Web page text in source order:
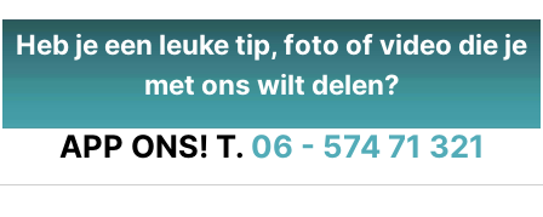
Heb je een leuke tip, foto of video die je
met ons wilt delen?
APP ONS! T. 06 - 574 71 321